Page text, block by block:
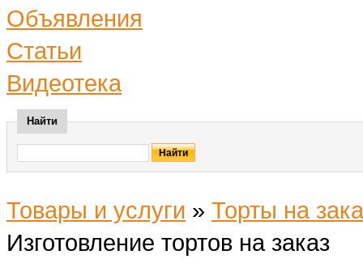
Объявления
Статьи
Видеотека
Найти
Товары и услуги » Торты на
Изготовление тортов на заказ